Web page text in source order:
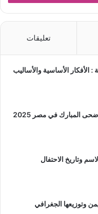
تعليقات
: الأفكار الأساسية والأساليب
المبارك في مصر 2025
وتاريخ الاحتفال
وتوزيعها الجغرافي